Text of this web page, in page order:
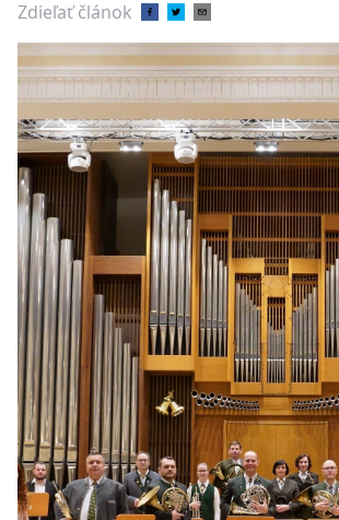
Zdieľať článok